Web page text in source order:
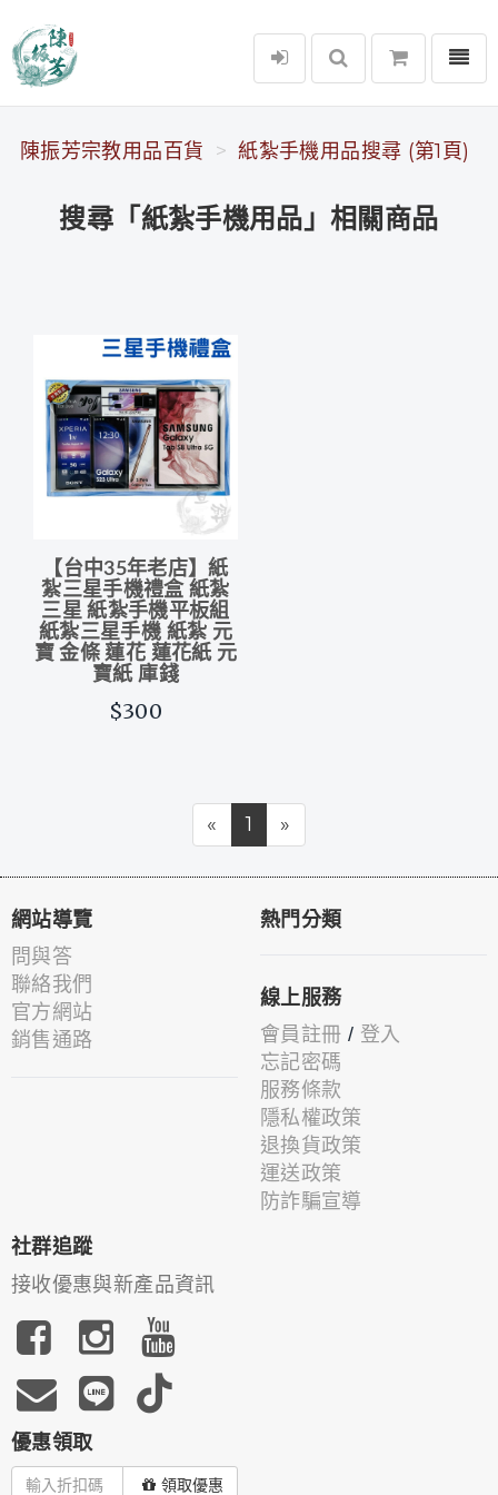
陳振芳宗教用品百貨
選單
陳振芳宗教用品百貨 紙紮手機用品搜尋 (第1頁)
搜尋「紙紮手機用品」相關商品
【台中35年老店】紙
紮三星手機禮盒 紙紮
三星 紙紮手機平板組
紙紮三星手機 紙紮 元
寶 金條 蓮花 蓮花紙 元
寶紙 庫錢
$300
« 1 »
網站導覽
問與答
聯絡我們
官方網站
銷售通路
熱門分類
線上服務
會員註冊 / 登入
忘記密碼
服務條款
隱私權政策
退換貨政策
運送政策
防詐騙宣導
社群追蹤
接收優惠與新產品資訊
優惠領取
領取優惠